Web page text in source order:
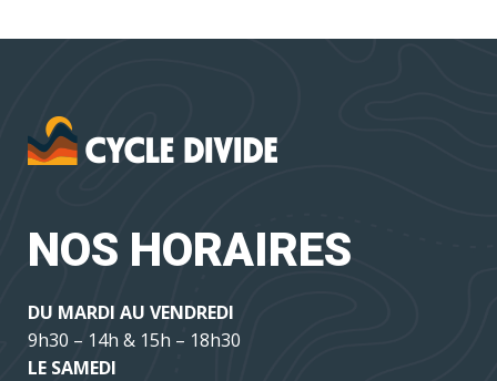
NOS HORAIRES
DU MARDI AU VENDREDI
9h30 – 14h & 15h – 18h30
LE SAMEDI